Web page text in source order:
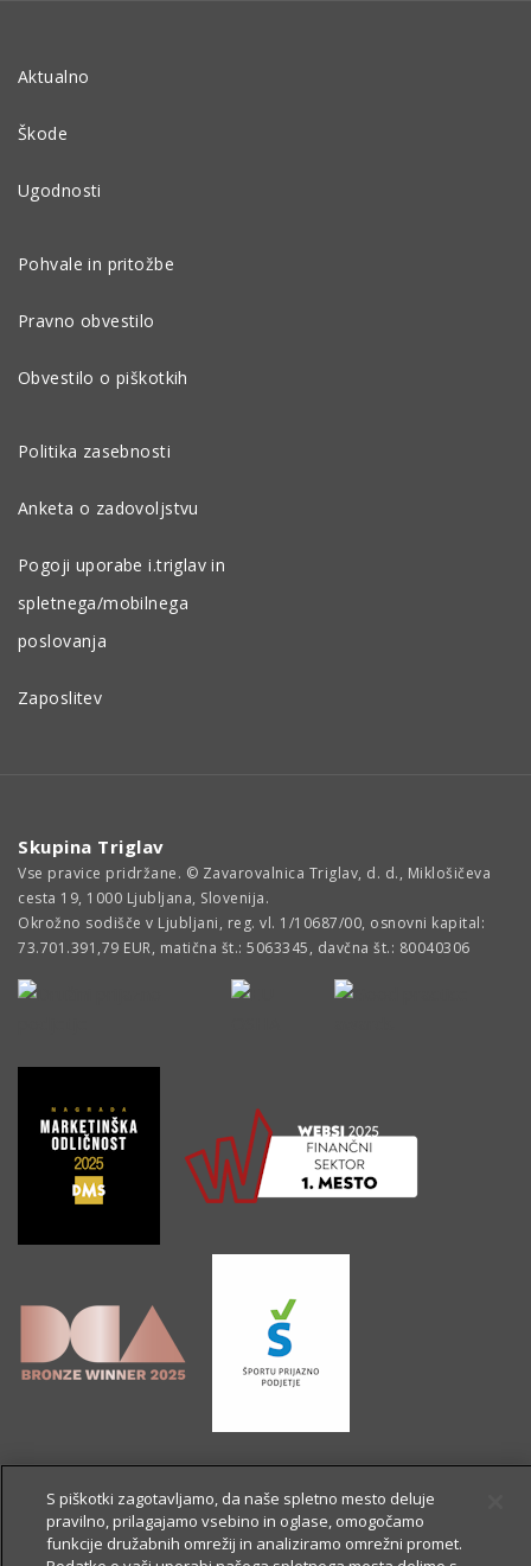
Aktualno
Škode
Ugodnosti
Pohvale in pritožbe
Pravno obvestilo
Obvestilo o piškotkih
Politika zasebnosti
Anketa o zadovoljstvu
Pogoji uporabe i.triglav in
spletnega/mobilnega
poslovanja
Zaposlitev
Skupina Triglav
Vse pravice pridržane. © Zavarovalnica Triglav, d. d., Miklošičeva
cesta 19, 1000 Ljubljana, Slovenija.
Okrožno sodišče v Ljubljani, reg. vl. 1/10687/00, osnovni kapital:
73.701.391,79 EUR, matična št.: 5063345, davčna št.: 80040306
S piškotki zagotavljamo, da naše spletno mesto deluje
pravilno, prilagajamo vsebino in oglase, omogočamo
funkcije družabnih omrežij in analiziramo omrežni promet.